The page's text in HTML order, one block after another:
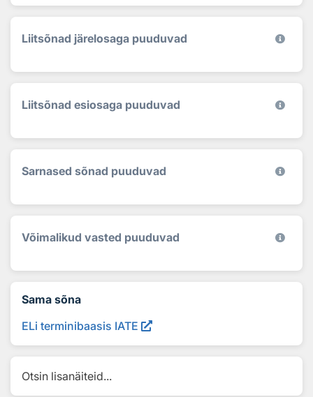
Liitsõnad järelosaga puuduvad
Liitsõnad esiosaga puuduvad
Sarnased sõnad puuduvad
Võimalikud vasted puuduvad
Sama sõna
ELi terminibaasis IATE
Otsin lisanäiteid...